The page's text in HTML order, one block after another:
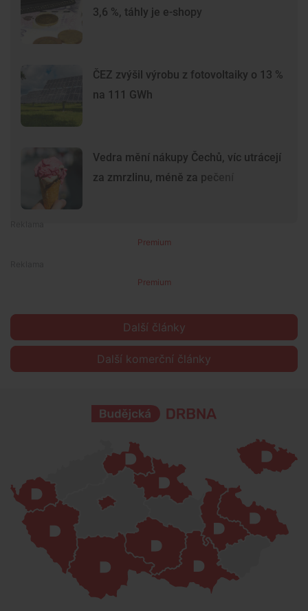
3,6 %, táhly je e-shopy
ČEZ zvýšil výrobu z fotovoltaiky o 13 %
na 111 GWh
Vedra mění nákupy Čechů, víc utrácejí
za zmrzlinu, méně za pečení
Premium
Premium
Další články
Další komerční články